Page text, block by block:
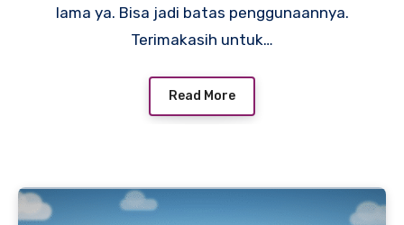
lama ya. Bisa jadi batas penggunaannya.
Terimakasih untuk…
Read More